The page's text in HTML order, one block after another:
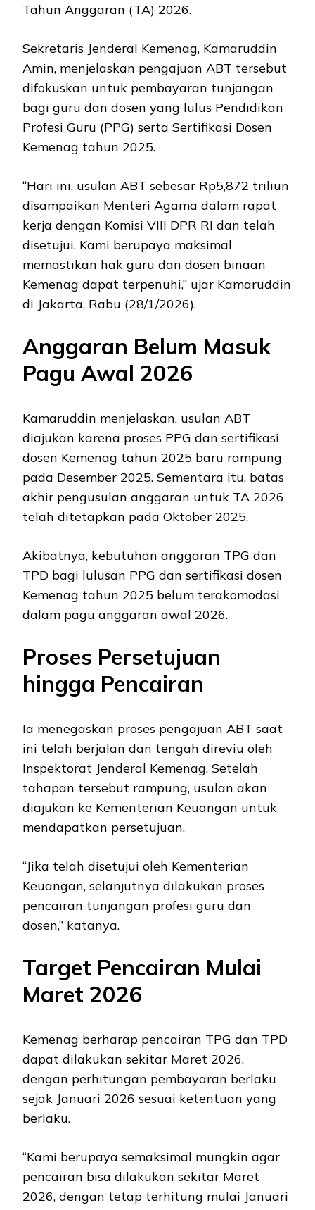
Tahun Anggaran (TA) 2026.
Sekretaris Jenderal Kemenag, Kamaruddin
Amin, menjelaskan pengajuan ABT tersebut
difokuskan untuk pembayaran tunjangan
bagi guru dan dosen yang lulus Pendidikan
Profesi Guru (PPG) serta Sertifikasi Dosen
Kemenag tahun 2025.
“Hari ini, usulan ABT sebesar Rp5,872 triliun
disampaikan Menteri Agama dalam rapat
kerja dengan Komisi VIII DPR RI dan telah
disetujui. Kami berupaya maksimal
memastikan hak guru dan dosen binaan
Kemenag dapat terpenuhi,” ujar Kamaruddin
di Jakarta, Rabu (28/1/2026).
Anggaran Belum Masuk
Pagu Awal 2026
Kamaruddin menjelaskan, usulan ABT
diajukan karena proses PPG dan sertifikasi
dosen Kemenag tahun 2025 baru rampung
pada Desember 2025. Sementara itu, batas
akhir pengusulan anggaran untuk TA 2026
telah ditetapkan pada Oktober 2025.
Akibatnya, kebutuhan anggaran TPG dan
TPD bagi lulusan PPG dan sertifikasi dosen
Kemenag tahun 2025 belum terakomodasi
dalam pagu anggaran awal 2026.
Proses Persetujuan
hingga Pencairan
Ia menegaskan proses pengajuan ABT saat
ini telah berjalan dan tengah direviu oleh
Inspektorat Jenderal Kemenag. Setelah
tahapan tersebut rampung, usulan akan
diajukan ke Kementerian Keuangan untuk
mendapatkan persetujuan.
“Jika telah disetujui oleh Kementerian
Keuangan, selanjutnya dilakukan proses
pencairan tunjangan profesi guru dan
dosen,” katanya.
Target Pencairan Mulai
Maret 2026
Kemenag berharap pencairan TPG dan TPD
dapat dilakukan sekitar Maret 2026,
dengan perhitungan pembayaran berlaku
sejak Januari 2026 sesuai ketentuan yang
berlaku.
“Kami berupaya semaksimal mungkin agar
pencairan bisa dilakukan sekitar Maret
2026, dengan tetap terhitung mulai Januari